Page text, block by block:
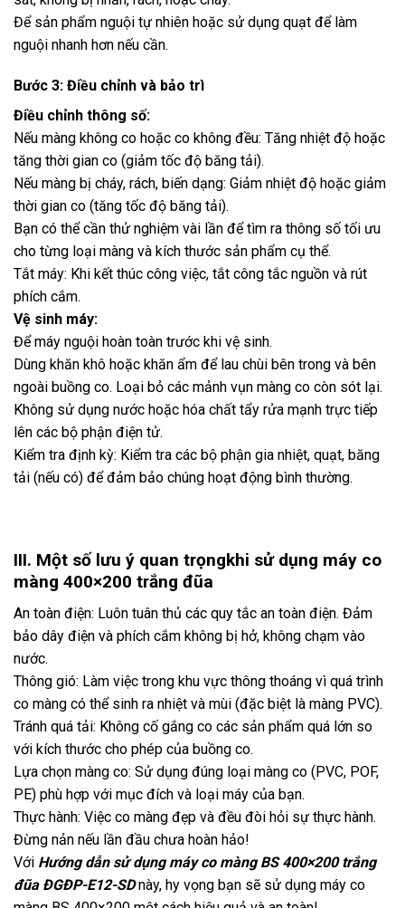
Để sản phẩm nguội tự nhiên hoặc sử dụng quạt để làm
nguội nhanh hơn nếu cần.
Bước 3: Điều chỉnh và bảo trì
Điều chỉnh thông số:
Nếu màng không co hoặc co không đều: Tăng nhiệt độ hoặc
tăng thời gian co (giảm tốc độ băng tải).
Nếu màng bị cháy, rách, biến dạng: Giảm nhiệt độ hoặc giảm
thời gian co (tăng tốc độ băng tải).
Bạn có thể cần thử nghiệm vài lần để tìm ra thông số tối ưu
cho từng loại màng và kích thước sản phẩm cụ thể.
Tắt máy: Khi kết thúc công việc, tắt công tắc nguồn và rút
phích cắm.
Vệ sinh máy:
Để máy nguội hoàn toàn trước khi vệ sinh.
Dùng khăn khô hoặc khăn ẩm để lau chùi bên trong và bên
ngoài buồng co. Loại bỏ các mảnh vụn màng co còn sót lại.
Không sử dụng nước hoặc hóa chất tẩy rửa mạnh trực tiếp
lên các bộ phận điện tử.
Kiểm tra định kỳ: Kiểm tra các bộ phận gia nhiệt, quạt, băng
tải (nếu có) để đảm bảo chúng hoạt động bình thường.
III. Một số lưu ý quan trọngkhi sử dụng máy co
màng 400×200 trắng đũa
An toàn điện: Luôn tuân thủ các quy tắc an toàn điện. Đảm
bảo dây điện và phích cắm không bị hở, không chạm vào
nước.
Thông gió: Làm việc trong khu vực thông thoáng vì quá trình
co màng có thể sinh ra nhiệt và mùi (đặc biệt là màng PVC).
Tránh quá tải: Không cố gắng co các sản phẩm quá lớn so
với kích thước cho phép của buồng co.
Lựa chọn màng co: Sử dụng đúng loại màng co (PVC, POF,
PE) phù hợp với mục đích và loại máy của bạn.
Thực hành: Việc co màng đẹp và đều đòi hỏi sự thực hành.
Đừng nản nếu lần đầu chưa hoàn hảo!
Với Hướng dẫn sử dụng máy co màng BS 400×200 trắng
đũa ĐGĐP-E12-SDnày, hy vọng bạn sẽ sử dụng máy co